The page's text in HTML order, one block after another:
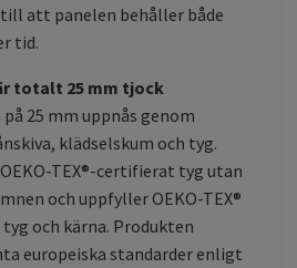
att panelen behåller både
tid.
totalt 25 mm tjock
25 mm uppnås genom
klädselskum och tyg.
TEX®-certifierat tyg utan
och uppfyller OEKO-TEX®
och kärna. Produkten
europeiska standarder enligt